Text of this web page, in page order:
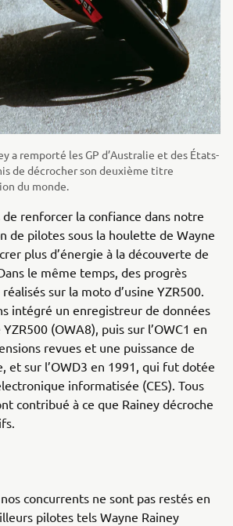
a remporté les GP d’Australie et des États-
de décrocher son deuxième titre
du monde.
de renforcer la confiance dans notre
de pilotes sous la houlette de Wayne
plus d’énergie à la découverte de
le même temps, des progrès
sur la moto d’usine YZR500.
intégré un enregistreur de données
(OWA8), puis sur l’OWC1 en
revues et une puissance de
et sur l’OWD3 en 1991, qui fut dotée
informatisée (CES). Tous
contribué à ce que Rainey décroche
concurrents ne sont pas restés en
pilotes tels Wayne Rainey